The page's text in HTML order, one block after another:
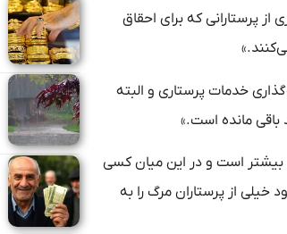
پرستارانی که برای احقاق
و تعرفه‌گذاری خدمات پرستاری و البته
باقی مانده است.»
بیشتر است و در این میان کسی
از پرستاران مرگ را به